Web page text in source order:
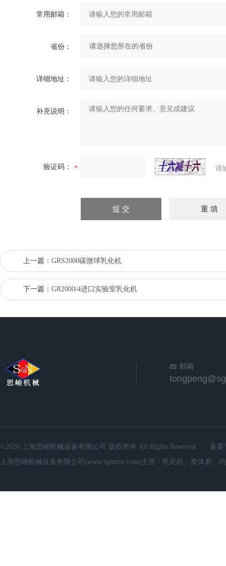
常用邮箱：
省份：
详细地址：
补充说明：
验证码： 请
上一篇： GRS2000碳微球乳化机
下一篇： GR2000/4进口实验室乳化机
邮箱
©2026 上海思峻机械设备有限公司 版权所有 All Rights Reserved.
备案
上海思峻机械设备有限公司(www.sgnmix.com)主营：乳化机、胶体磨